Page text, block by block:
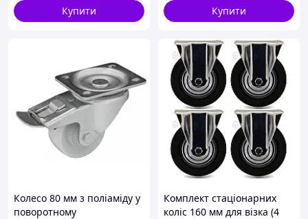
Купити
Купити
Колесо 80 мм з поліаміду у
поворотному
Комплект стаціонарних
коліс 160 мм для візка (4